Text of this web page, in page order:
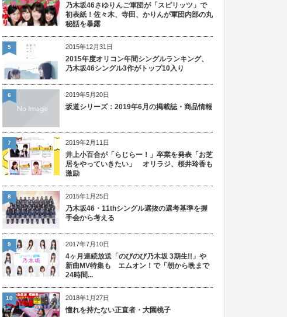
乃木坂46さゆりんご軍団が「スピリッツ」で
初表紙！佐々木、寺田、かりんが軍団内部の丸
秘話を暴露
2015年12月31日
2015年度オリコン年間シングルランキング、
乃木坂46シングル3作がトップ10入り
5
2019年5月20日
坂道シリーズ：2019年6月の掲載誌・商品情報
6
2019年2月11日
井上小百合が「らじらー！」卒業を発表「お芝
居をやっていきたい」 オリラジ、桜井玲香も
激励
7
2015年1月25日
乃木坂46・11thシングル選抜の選考基準を握
手会から考える
8
2017年7月10日
4ヶ月連続放送「のびのび乃木坂 3期生!!」や
新曲MV特集も エムオン！で「朝から晩まで
24時間...
9
2018年1月27日
憧れを持たない正直者・大園桃子
10